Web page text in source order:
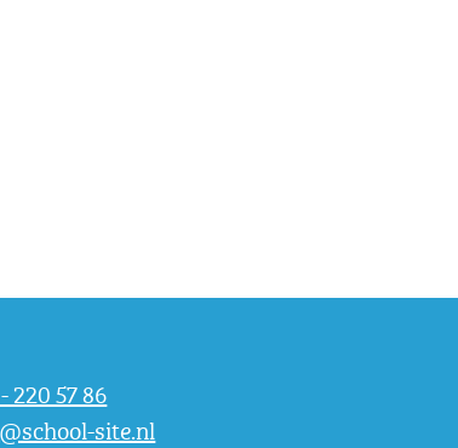
220 57 86
site.nl